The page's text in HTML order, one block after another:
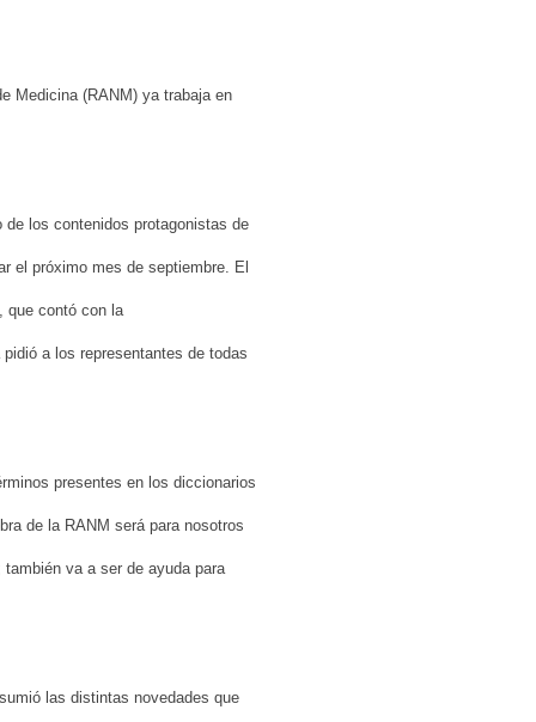
Medicina (RANM) ya trabaja en
los contenidos protagonistas de
el próximo mes de septiembre. El
que contó con la
a los representantes de todas
presentes en los diccionarios
de la RANM será para nosotros
va a ser de ayuda para
las distintas novedades que